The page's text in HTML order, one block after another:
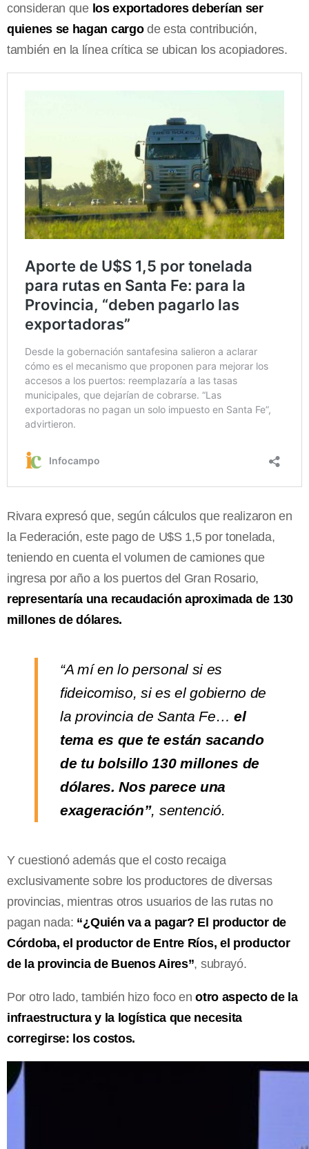
consideran que los exportadores deberían ser
quienes se hagan cargode esta contribución,
también en la línea crítica se ubican los acopiadores.
Rivara expresó que, según cálculos que realizaron en
la Federación, este pago de U$S 1,5 por tonelada,
teniendo en cuenta el volumen de camiones que
ingresa por año a los puertos del Gran Rosario,
representaría una recaudación aproximada de 130
millones de dólares.
“A mí en lo personal si es
fideicomiso, si es el gobierno de
la provincia de Santa Fe…el
tema es que te están sacando
de tu bolsillo 130 millones de
dólares. Nos parece una
exageración”, sentenció.
Y cuestionó además que el costo recaiga
exclusivamente sobre los productores de diversas
provincias, mientras otros usuarios de las rutas no
pagan nada: “¿Quién va a pagar? El productor de
Córdoba, el productor de Entre Ríos, el productor
de la provincia de Buenos Aires”, subrayó.
Por otro lado, también hizo foco enotro aspecto de la
infraestructura y la logística que necesita
corregirse: los costos.